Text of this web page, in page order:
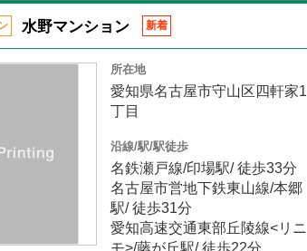
水野マンション 新着
所在地
愛知県名古屋市守山区四軒家1
丁目
沿線/駅/駅徒歩
名鉄瀬戸線/印場駅/ 徒歩33分
名古屋市営地下鉄東山線/本郷
駅/ 徒歩31分
愛知高速交通東部丘陵線<リニ
モ>/藤が丘駅/ 徒歩22分